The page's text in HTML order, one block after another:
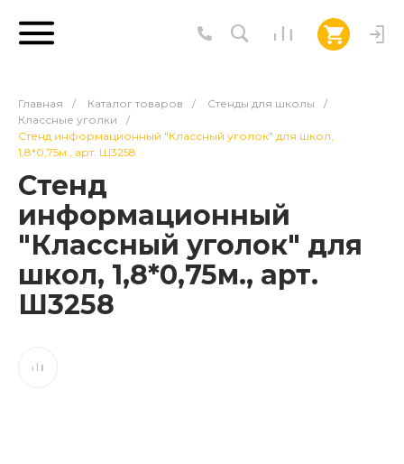
Главная / Каталог товаров / Стенды для школы
/
Классные уголки
/
Стенд информационный "Классный уголок" для школ,
1,8*0,75м., арт. Ш3258
Стенд
информационный
"Классный уголок" для
школ, 1,8*0,75м., арт.
Ш3258